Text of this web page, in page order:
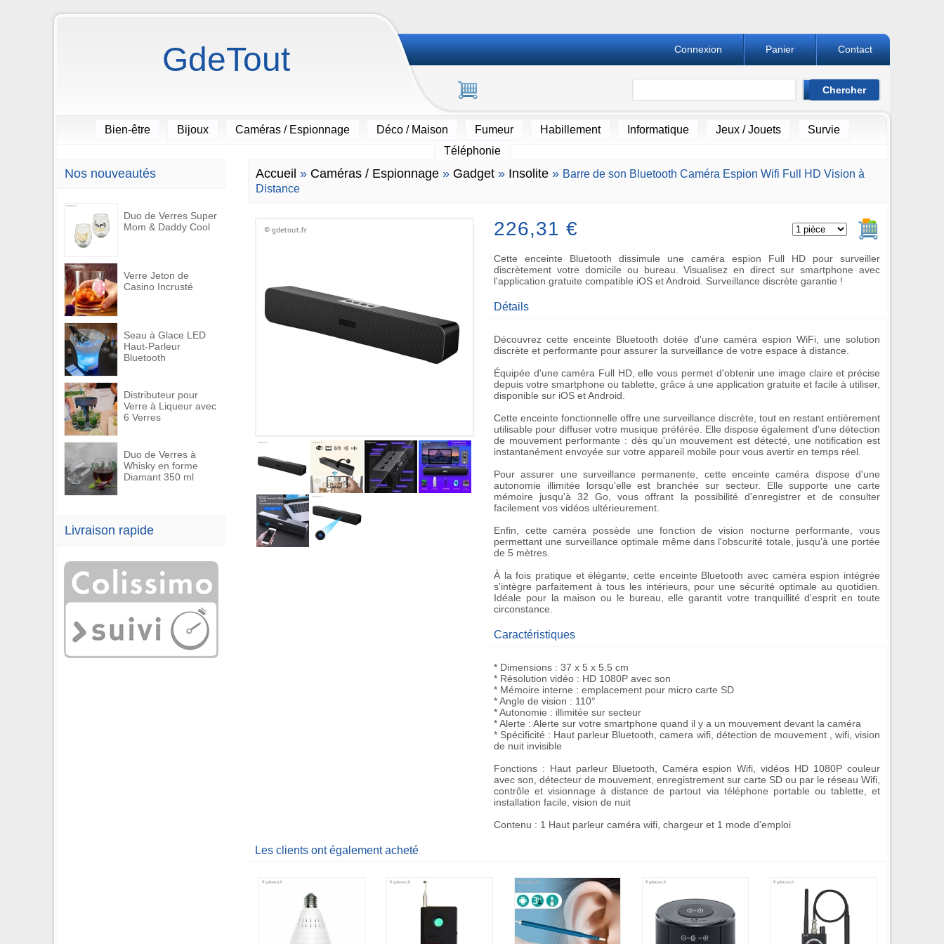
GdeTout Contact
Panier
Connexion
Bien-être Bijoux Caméras / Espionnage Déco / Maison Fumeur Habillement Informatique Jeux / Jouets
Survie
Téléphonie
Nos nouveautés
Duo de Verres Super
Mom & Daddy Cool
Verre Jeton de
Casino Incrusté
Seau à Glace LED
Haut-Parleur
Bluetooth
Distributeur pour
Verre à Liqueur avec
6 Verres
Duo de Verres à
Whisky en forme
Diamant 350 ml
Livraison rapide
Accueil » Caméras / Espionnage » Gadget » Insolite » Barre de son Bluetooth Caméra Espion Wifi Full HD Vision à
Distance
226,31 €
Cette enceinte Bluetooth dissimule une caméra espion Full HD pour surveiller
discrètement votre domicile ou bureau. Visualisez en direct sur smartphone avec
l'application gratuite compatible iOS et Android. Surveillance discrète garantie !
Détails
Découvrez cette enceinte Bluetooth dotée d'une caméra espion WiFi, une solution
discrète et performante pour assurer la surveillance de votre espace à distance.
Équipée d'unecaméra Full HD, elle vous permet d'obtenir une image claire et précise
depuis votre smartphone ou tablette, grâce à une application gratuite et facile à utiliser,
disponible sur iOS et Android.
Cette enceinte fonctionnelle offre une surveillance discrète, tout en restant entièrement
utilisable pour diffuser votre musique préférée. Elle dispose également d'une détection
de mouvementperformante : dès qu'un mouvement est détecté, une notification est
instantanément envoyée sur votre appareil mobile pour vous avertir en temps réel.
Pour assurer une surveillance permanente, cette enceinte caméra dispose d'une
autonomie illimitée lorsqu'elle est branchée sur secteur. Elle supporte une carte
mémoire jusqu'à 32 Go, vous offrant la possibilité d'enregistrer et de consulter
facilement vos vidéos ultérieurement.
Enfin, cette caméra possède une fonction de vision nocturne performante, vous
permettant une surveillance optimale même dans l'obscurité totale, jusqu'à une portée
de 5 mètres.
À la fois pratique et élégante, cette enceinte Bluetooth avec caméra espion intégrée
s'intègre parfaitement à tous les intérieurs, pour une sécurité optimale au quotidien.
Idéale pour la maison ou le bureau, elle garantit votre tranquillité d'esprit en toute
circonstance.
Caractéristiques
* Dimensions : 37 x 5 x 5.5 cm
* Résolution vidéo : HD 1080P avec son
* Mémoire interne : emplacement pour micro carte SD
* Angle de vision : 110°
* Autonomie : illimitée sur secteur
* Alerte : Alerte sur votre smartphone quand il y a un mouvement devant la caméra
* Spécificité : Haut parleur Bluetooth, camera wifi, détection de mouvement , wifi, vision
de nuit invisible
Fonctions : Haut parleur Bluetooth, Caméra espion Wifi, vidéos HD 1080P couleur
avec son, détecteur de mouvement, enregistrement sur carte SD ou par le réseau Wifi,
contrôle et visionnage à distance de partout via téléphone portable ou tablette, et
installation facile, vision de nuit
Contenu : 1 Haut parleur caméra wifi, chargeur et 1 mode d'emploi
Les clients ont également acheté